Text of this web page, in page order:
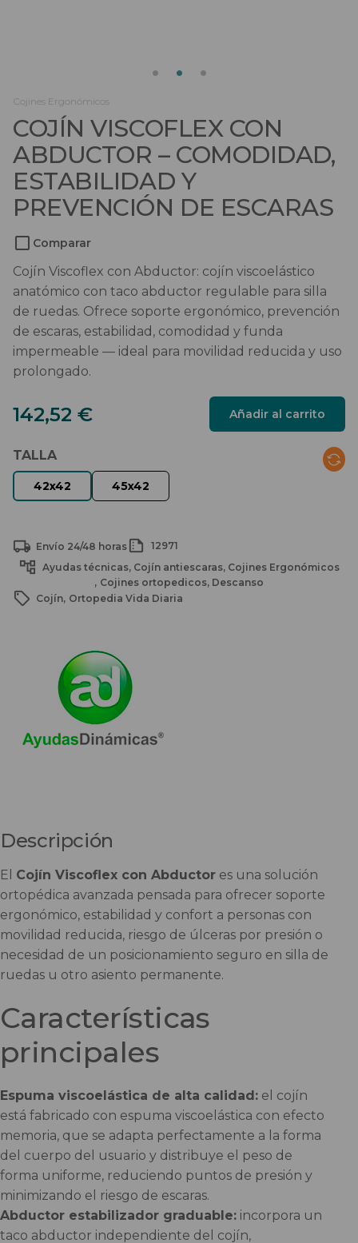
Cojines Ergonómicos
COJÍN VISCOFLEX CON
ABDUCTOR – COMODIDAD,
ESTABILIDAD Y
PREVENCIÓN DE ESCARAS
Comparar
Cojín Viscoflex con Abductor: cojín viscoelástico
anatómico con taco abductor regulable para silla
de ruedas. Ofrece soporte ergonómico, prevención
de escaras, estabilidad, comodidad y funda
impermeable — ideal para movilidad reducida y uso
prolongado.
TALLA
142,52 € Añadir al carrito
Envío 24/48 horas
12971
Ayudas técnicas Cojín antiescaras Cojines Ergonómicos
Cojines ortopedicos Descanso
Cojín Ortopedia Vida Diaria
Descripción
El Cojín Viscoflex con Abductor es una solución
ortopédica avanzada pensada para ofrecer soporte
ergonómico, estabilidad y confort a personas con
movilidad reducida, riesgo de úlceras por presión o
necesidad de un posicionamiento seguro en silla de
ruedas u otro asiento permanente.
Características
principales
Espuma viscoelástica de alta calidad: el cojín
está fabricado con espuma viscoelástica con efecto
memoria, que se adapta perfectamente a la forma
del cuerpo del usuario y distribuye el peso de
forma uniforme, reduciendo puntos de presión y
minimizando el riesgo de escaras.
Abductor estabilizador graduable: incorpora un
taco abductor independiente del cojín,
Sillas de ruedas eléctricas
Sistemas de sujeción